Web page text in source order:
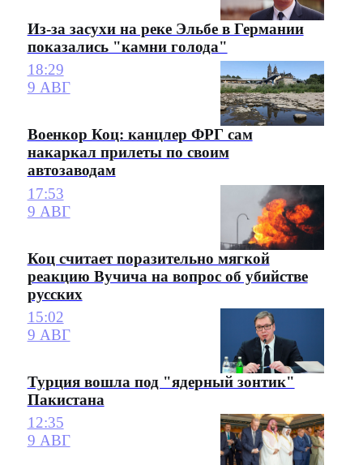
Из-за засухи на реке Эльбе в Германии
показались "камни голода"
18:29
9 АВГ
Военкор Коц: канцлер ФРГ сам
накаркал прилеты по своим
автозаводам
17:53
9 АВГ
Коц считает поразительно мягкой
реакцию Вучича на вопрос об убийстве
русских
15:02
9 АВГ
Турция вошла под "ядерный зонтик"
Пакистана
12:35
9 АВГ